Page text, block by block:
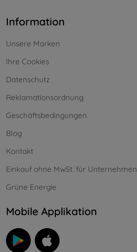
Information
Unsere Marken
Ihre Cookies
Datenschutz
Reklamationsordnung
Geschäftsbedingungen
Blog
Kontakt
Einkauf ohne MwSt. für Unternehmen
Grüne Energie
Mobile Applikation